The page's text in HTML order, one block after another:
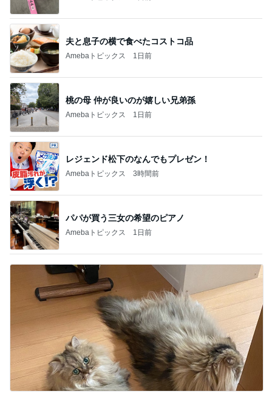
夫と息子の横で食べたコストコ品
Amebaトピックス 1日前
桃の母 仲が良いのが嬉しい兄弟孫
Amebaトピックス 1日前
レジェンド松下のなんでもプレゼン！
Amebaトピックス 3時間前
パパが買う三女の希望のピアノ
Amebaトピックス 1日前